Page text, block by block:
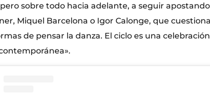
sobre todo hacia adelante, a seguir
Miquel Barcelona o Igor Calonge, que
de pensar la danza. El ciclo es una